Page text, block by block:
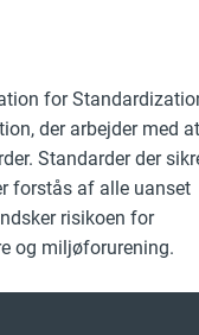
for
der arbejder med at
Standarder der
forstås af alle uanset
risikoen for
og miljøforurening.